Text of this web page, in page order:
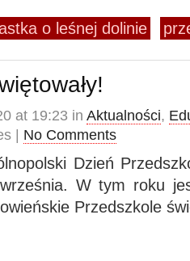
o leśnej dolinie
at 19:23 in Aktualności,
| No Comments
Dzień
W tym roku
Przedszkole